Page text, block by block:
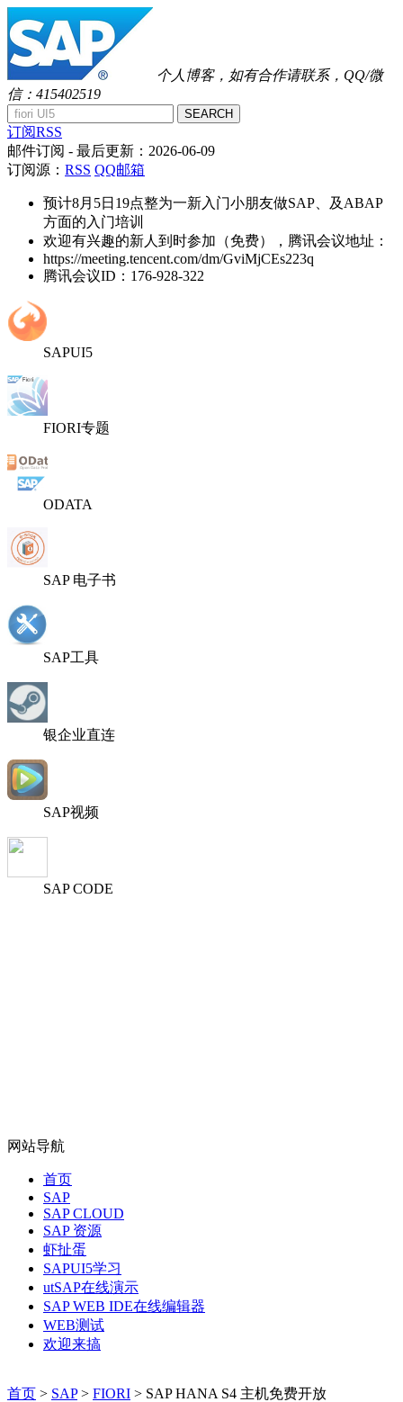
个人博客，如有合作请联系，QQ/微
信：415402519
SEARCH
订阅RSS
邮件订阅 - 最后更新： 2026-06-09
订阅源： RSS QQ邮箱
预计8月5日19点整为一新入门小朋友做SAP、及ABAP
方面的入门培训
欢迎有兴趣的新人到时参加（免费），腾讯会议地址：
https://meeting.tencent.com/dm/GviMjCEs223q
腾讯会议ID：176-928-322
SAPUI5
FIORI专题
ODATA
SAP 电子书
SAP工具
银企业直连
SAP视频
SAP CODE
网站导航
首页
SAP
SAP CLOUD
SAP 资源
虾扯蛋
SAPUI5学习
utSAP在线演示
SAP WEB IDE在线编辑器
WEB测试
欢迎来搞
首页 > SAP> FIORI > SAP HANA S4 主机免费开放